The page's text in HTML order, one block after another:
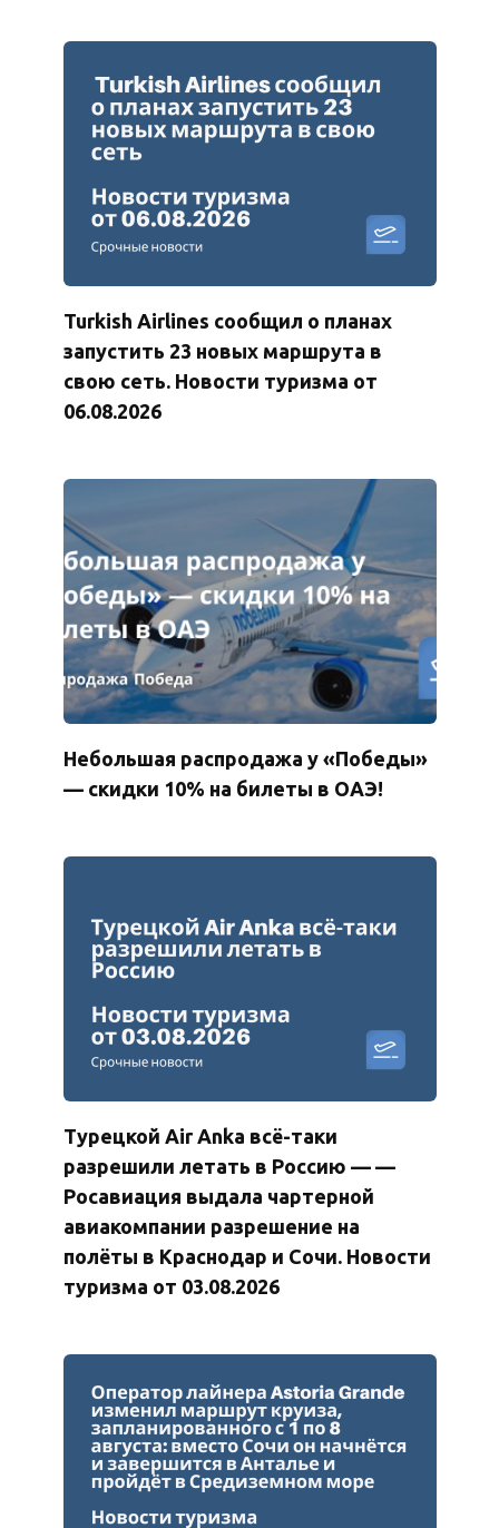
Turkish Airlines сообщил о планах
запустить 23 новых маршрута в
свою сеть. Новости туризма от
06.08.2026
Небольшая распродажа у «Победы»
— скидки 10% на билеты в ОАЭ!
Турецкой Air Anka всё-таки
разрешили летать в Россию — —
Росавиация выдала чартерной
авиакомпании разрешение на
полёты в Краснодар и Сочи. Новости
туризма от 03.08.2026